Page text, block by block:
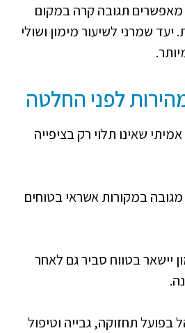
מאפשרים תגובה קרה במקום
יעד שמרני לשיעור מימון ושולי
לפני החלטה
שאינו תלוי רק בציפייה
במקורות אשראי בטוחים
יישאר בטווח סביר גם לאחר
תחזוקה, גבייה וטיפול